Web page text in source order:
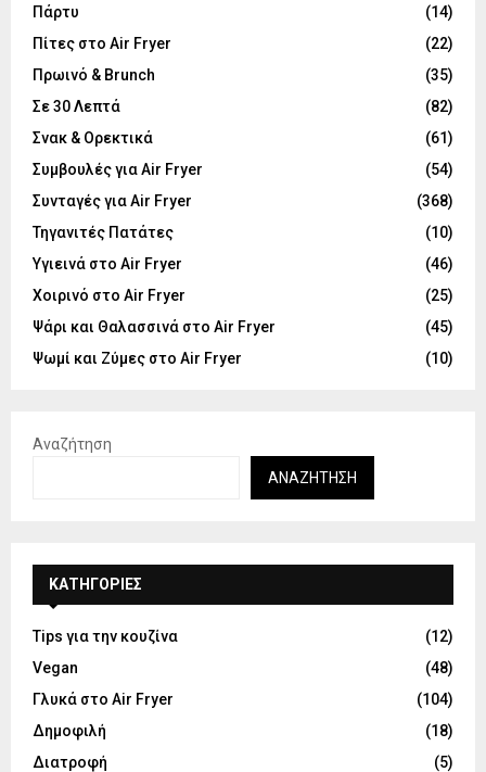
Πάρτυ
(14)
Πίτες στο Air Fryer
(22)
Πρωινό & Brunch
(35)
Σε 30 Λεπτά
(82)
Σνακ & Ορεκτικά
(61)
Συμβουλές για Air Fryer
(54)
Συνταγές για Air Fryer
(368)
Τηγανιτές Πατάτες
(10)
Υγιεινά στο Air Fryer
(46)
Χοιρινό στο Air Fryer
(25)
Ψάρι και Θαλασσινά στο Air Fryer
(45)
Ψωμί και Ζύμες στο Air Fryer
(10)
Αναζήτηση
ΑΝΑΖΉΤΗΣΗ
KΑΤΗΓΟΡΊΕΣ
Tips για την κουζίνα
(12)
Vegan
(48)
Γλυκά στο Air Fryer
(104)
Δημοφιλή
(18)
Διατροφή
(5)